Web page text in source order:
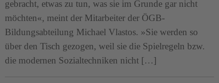
gebracht, etwas zu tun, was sie im Grunde gar nicht
möchten«, meint der Mitarbeiter der ÖGB-
Bildungsabteilung Michael Vlastos. »Sie werden so
über den Tisch gezogen, weil sie die Spielregeln bzw.
die modernen Sozialtechniken nicht […]